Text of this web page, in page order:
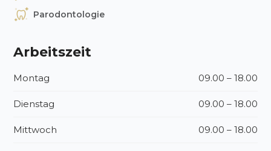
Parodontologie
Arbeitszeit
Montag 09.00 – 18.00
Dienstag 09.00 – 18.00
Mittwoch 09.00 – 18.00